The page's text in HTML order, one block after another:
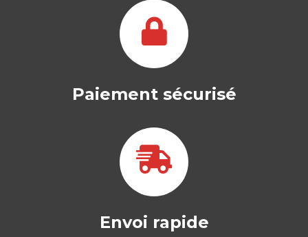
Paiement sécurisé
Envoi rapide